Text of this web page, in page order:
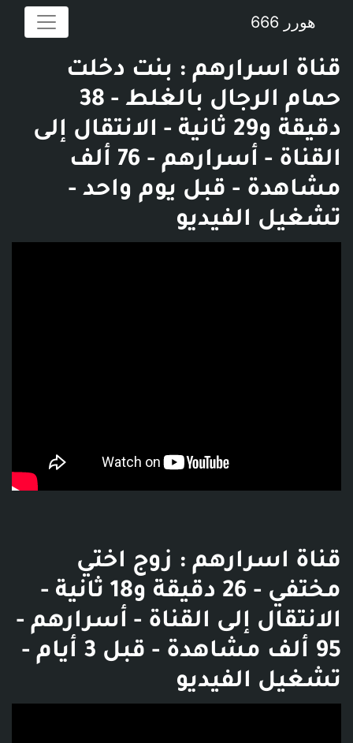
هورر 666
قناة اسرارهم : بنت دخلت
حمام الرجال بالغلط - 38
دقيقة و29 ثانية - الانتقال إلى
القناة - أسرارهم - 76 ألف
مشاهدة - قبل يوم واحد -
تشغيل الفيديو
قناة اسرارهم : زوج اختي
مختفي - 26 دقيقة و18 ثانية -
الانتقال إلى القناة - أسرارهم -
95 ألف مشاهدة - قبل 3 أيام -
تشغيل الفيديو